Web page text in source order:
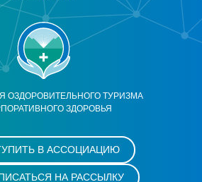
ОЗДОРОВИТЕЛЬНОГО ТУРИЗМА
ЗДОРОВЬЯ
В АССОЦИАЦИЮ
НА РАССЫЛКУ